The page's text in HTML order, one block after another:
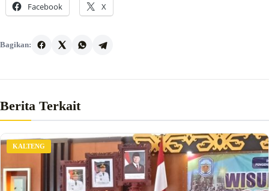
Facebook X
Bagikan:
Berita Terkait
KALTENG